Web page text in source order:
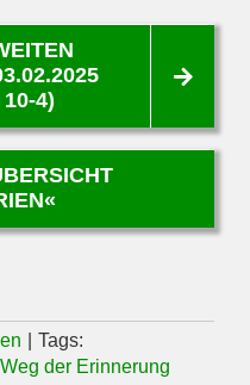
4)
Tags:
Weg der Erinnerung